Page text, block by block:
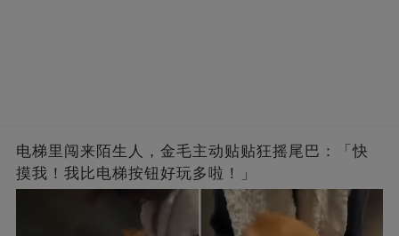
电梯里闯来陌生人，金毛主动贴贴狂摇尾巴：「快
摸我！我比电梯按钮好玩多啦！」